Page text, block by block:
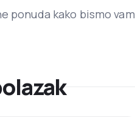
ponuda kako bismo vam